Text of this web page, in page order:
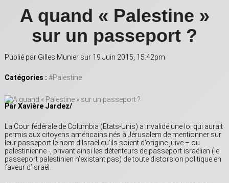
A quand « Palestine »
sur un passeport ?
Publié par Gilles Munier sur 19 Juin 2015, 15:42pm
Catégories : #Palestine
Par Xavière Jardez/
La Cour fédérale de Columbia (Etats-Unis) a invalidé une loi qui aurait
permis aux citoyens américains nés à Jérusalem de mentionner sur
leur passeport le nom d’Israël qu’ils soient d’origine juive – ou
palestinienne -, privant ainsi les détenteurs de passeport israélien (le
passeport palestinien n’existant pas) de toute distorsion politique en
faveur d’Israël.